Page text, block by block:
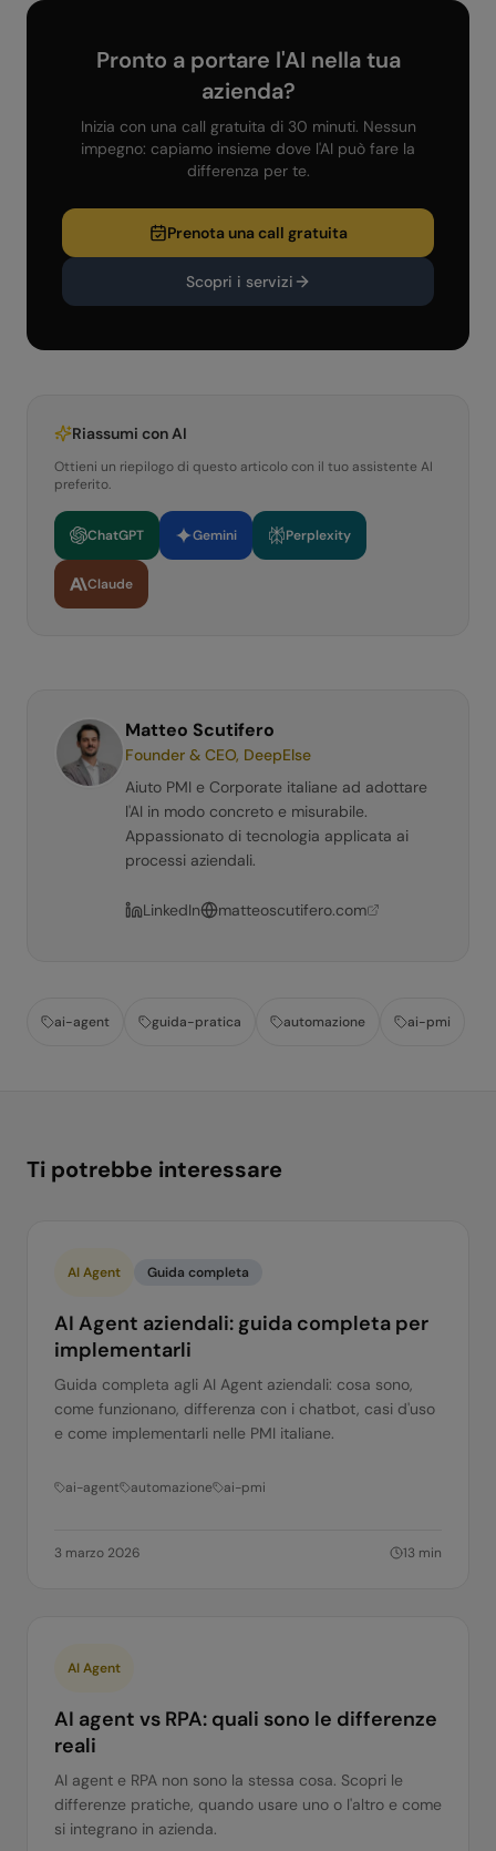
Pronto a portare l'AI nella tua
azienda?
Inizia con una call gratuita di 30 minuti. Nessun
impegno: capiamo insieme dove l'AI può fare la
differenza per te.
Prenota una call gratuita
Scopri i servizi
Riassumi con AI
Ottieni un riepilogo di questo articolo con il tuo assistente AI
preferito.
ChatGPT Gemini Perplexity
Claude
Matteo Scutifero
Founder & CEO, DeepElse
Aiuto PMI e Corporate italiane ad adottare
l'AI in modo concreto e misurabile.
Appassionato di tecnologia applicata ai
processi aziendali.
LinkedIn matteoscutifero.com
ai-agent guida-pratica automazione ai-pmi
Ti potrebbe interessare
AI Agent Guida completa
AI Agent aziendali: guida completa per
implementarli
Guida completa agli AI Agent aziendali: cosa sono,
come funzionano, differenza con i chatbot, casi d'uso
e come implementarli nelle PMI italiane.
ai-agent automazione ai-pmi
3 marzo 2026 13 min
AI Agent
AI agent vs RPA: quali sono le differenze
reali
AI agent e RPA non sono la stessa cosa. Scopri le
differenze pratiche, quando usare uno o l'altro e come
si integrano in azienda.